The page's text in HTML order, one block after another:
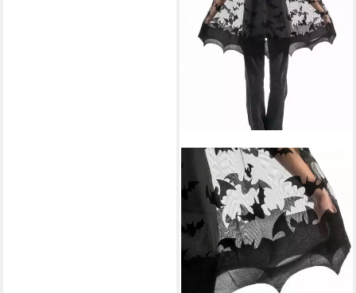
CHAKS
Umhang Batcape
Vampirumhang, Leichtes
Kapuzencape mit stilisierten
Fledermäusen
(2)
ab 21,95 €
lieferbar - in 2-3 Werktagen bei dir